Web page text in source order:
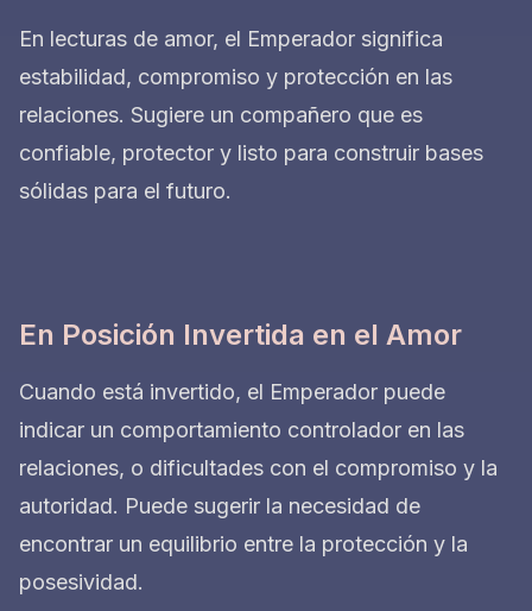
En lecturas de amor, el Emperador significa
estabilidad, compromiso y protección en las
relaciones. Sugiere un compañero que es
confiable, protector y listo para construir bases
sólidas para el futuro.
En Posición Invertida en el Amor
Cuando está invertido, el Emperador puede
indicar un comportamiento controlador en las
relaciones, o dificultades con el compromiso y la
autoridad. Puede sugerir la necesidad de
encontrar un equilibrio entre la protección y la
posesividad.